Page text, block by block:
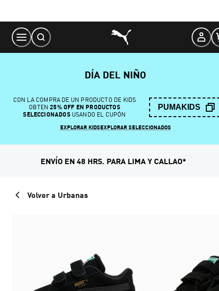
Content
DÍA DEL NIÑO
CON LA COMPRA DE UN PRODUCTO DE KIDS
OBTEN 25% OFF EN PRODUCTOS
SELECCIONADOSUSANDO EL CUPÓN
PUMAKIDS
EXPLORAR KIDSEXPLORAR SELECCIONADOS
ENVÍO EN 48 HRS. PARA LIMA Y CALLAO*
Volver a Urbanas